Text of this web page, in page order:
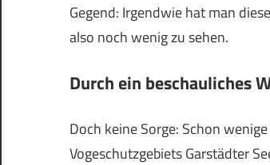
Gegend: Irgendwie hat man
also noch wenig zu sehen.
Durch ein beschauliches
Doch keine Sorge: Schon
Vogeschutzgebiets Garstädter